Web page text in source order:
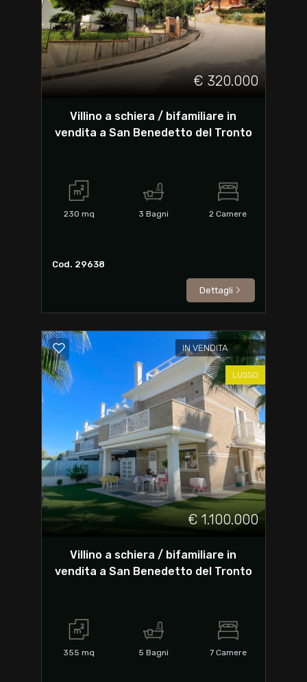
€ 320.000
Villino a schiera / bifamiliare in
vendita a San Benedetto del Tronto
230 mq 3 Bagni 2 Camere
Cod. 29638
Dettagli
IN VENDITA
LUSSO
€ 1.100.000
Villino a schiera / bifamiliare in
vendita a San Benedetto del Tronto
355 mq 5 Bagni 7Camere